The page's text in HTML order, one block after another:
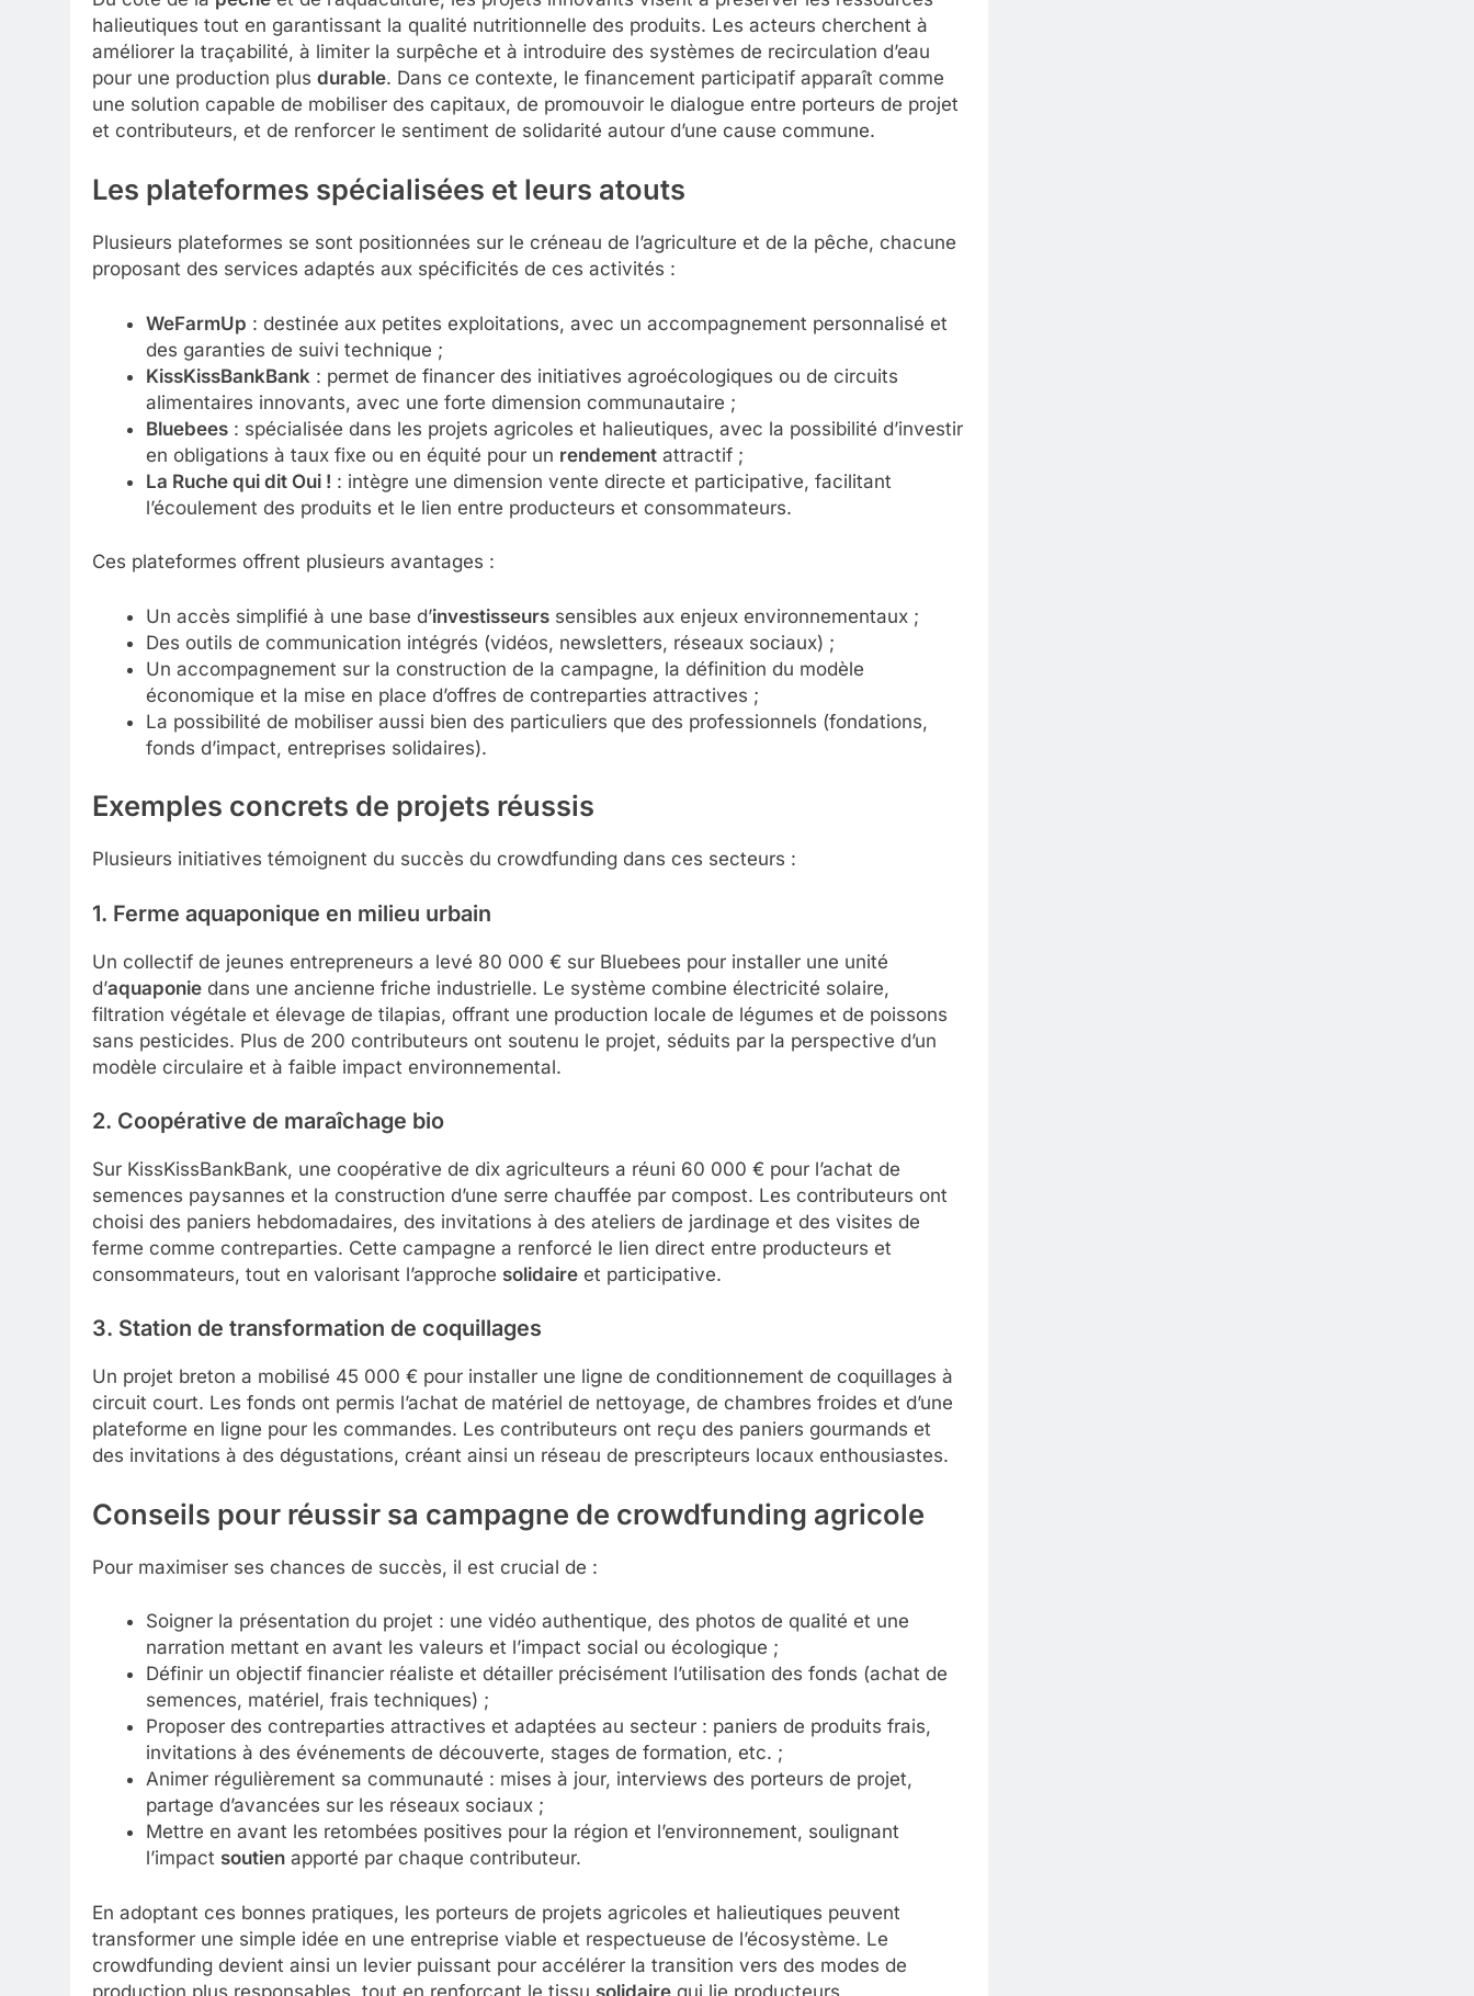
halieutiques tout en garantissant la qualité nutritionnelle des produits. Les acteurs cherchent à
améliorer la traçabilité, à limiter la surpêche et à introduire des systèmes de recirculation d’eau
pour une production plus durable. Dans ce contexte, le financement participatif apparaît comme
une solution capable de mobiliser des capitaux, de promouvoir le dialogue entre porteurs de projet
et contributeurs, et de renforcer le sentiment de solidarité autour d’une cause commune.
Les plateformes spécialisées et leurs atouts
Plusieurs plateformes se sont positionnées sur le créneau de l’agriculture et de la pêche, chacune
proposant des services adaptés aux spécificités de ces activités :
WeFarmUp : destinée aux petites exploitations, avec un accompagnement personnalisé et
des garanties de suivi technique ;
KissKissBankBank : permet de financer des initiatives agroécologiques ou de circuits
alimentaires innovants, avec une forte dimension communautaire ;
Bluebees: spécialisée dans les projets agricoles et halieutiques, avec la possibilité d’investir
en obligations à taux fixe ou en équité pour un rendementattractif ;
La Ruche qui dit Oui ! : intègre une dimension vente directe et participative, facilitant
l’écoulement des produits et le lien entre producteurs et consommateurs.
Ces plateformes offrent plusieurs avantages :
Un accès simplifié à une base d’investisseurssensibles aux enjeux environnementaux ;
Des outils de communication intégrés (vidéos, newsletters, réseaux sociaux) ;
Un accompagnement sur la construction de la campagne, la définition du modèle
économique et la mise en place d’offres de contreparties attractives ;
La possibilité de mobiliser aussi bien des particuliers que des professionnels (fondations,
fonds d’impact, entreprises solidaires).
Exemples concrets de projets réussis
Plusieurs initiatives témoignent du succès du crowdfunding dans ces secteurs :
1. Ferme aquaponique en milieu urbain
Un collectif de jeunes entrepreneurs a levé 80 000 € sur Bluebees pour installer une unité
d’aquaponie dans une ancienne friche industrielle. Le système combine électricité solaire,
filtration végétale et élevage de tilapias, offrant une production locale de légumes et de poissons
sans pesticides. Plus de 200 contributeurs ont soutenu le projet, séduits par la perspective d’un
modèle circulaire et à faible impact environnemental.
2. Coopérative de maraîchage bio
Sur KissKissBankBank, une coopérative de dix agriculteurs a réuni 60 000 € pour l’achat de
semences paysannes et la construction d’une serre chauffée par compost. Les contributeurs ont
choisi des paniers hebdomadaires, des invitations à des ateliers de jardinage et des visites de
ferme comme contreparties. Cette campagne a renforcé le lien direct entre producteurs et
consommateurs, tout en valorisant l’approche solidaire et participative.
3. Station de transformation de coquillages
Un projet breton a mobilisé 45 000 € pour installer une ligne de conditionnement de coquillages à
circuit court. Les fonds ont permis l’achat de matériel de nettoyage, de chambres froides et d’une
plateforme en ligne pour les commandes. Les contributeurs ont reçu des paniers gourmands et
des invitations à des dégustations, créant ainsi un réseau de prescripteurs locaux enthousiastes.
Conseils pour réussir sa campagne de crowdfunding agricole
Pour maximiser ses chances de succès, il est crucial de :
Soigner la présentation du projet : une vidéo authentique, des photos de qualité et une
narration mettant en avant les valeurs et l’impact social ou écologique ;
Définir un objectif financier réaliste et détailler précisément l’utilisation des fonds (achat de
semences, matériel, frais techniques) ;
Proposer des contreparties attractives et adaptées au secteur : paniers de produits frais,
invitations à des événements de découverte, stages de formation, etc. ;
Animer régulièrement sa communauté : mises à jour, interviews des porteurs de projet,
partage d’avancées sur les réseaux sociaux ;
Mettre en avant les retombées positives pour la région et l’environnement, soulignant
l’impact soutienapporté par chaque contributeur.
En adoptant ces bonnes pratiques, les porteurs de projets agricoles et halieutiques peuvent
transformer une simple idée en une entreprise viable et respectueuse de l’écosystème. Le
crowdfunding devient ainsi un levier puissant pour accélérer la transition vers des modes de
production plus responsables, tout en renforçant le tissu solidaire qui lie producteurs,